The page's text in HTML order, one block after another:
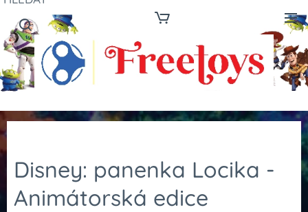
Disney: panenka Locika -
Animátorská edice